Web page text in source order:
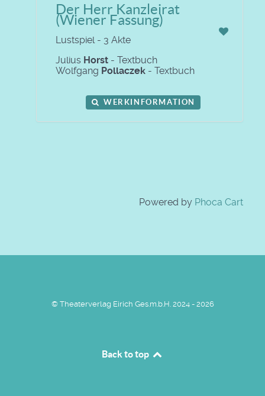
Der Herr Kanzleirat
(Wiener Fassung)
Lustspiel - 3 Akte
Julius Horst - Textbuch
Wolfgang Pollaczek - Textbuch
WERKINFORMATION
Powered by Phoca Cart
© Theaterverlag Eirich Ges.m.b.H. 2024 - 2026
Back to top